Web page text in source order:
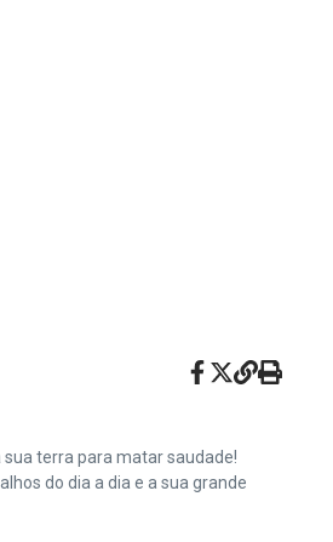
terra para matar saudade!
do dia a dia e a sua grande